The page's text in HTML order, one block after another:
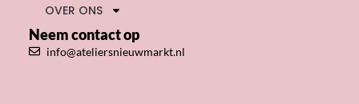
OVER ONS
Neem contact op
info@ateliersnieuwmarkt.nl